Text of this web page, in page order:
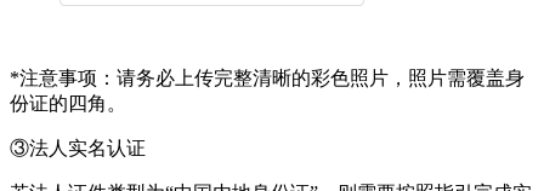
*注意事项：请务必上传完整清晰的彩色照片，照片需覆盖身
份证的四角。
③法人实名认证